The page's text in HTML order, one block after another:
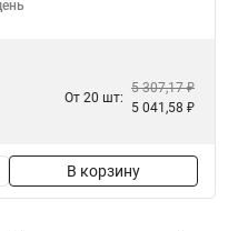
От 20 шт:
5 307,17 ₽
5 041,58 ₽
В корзину